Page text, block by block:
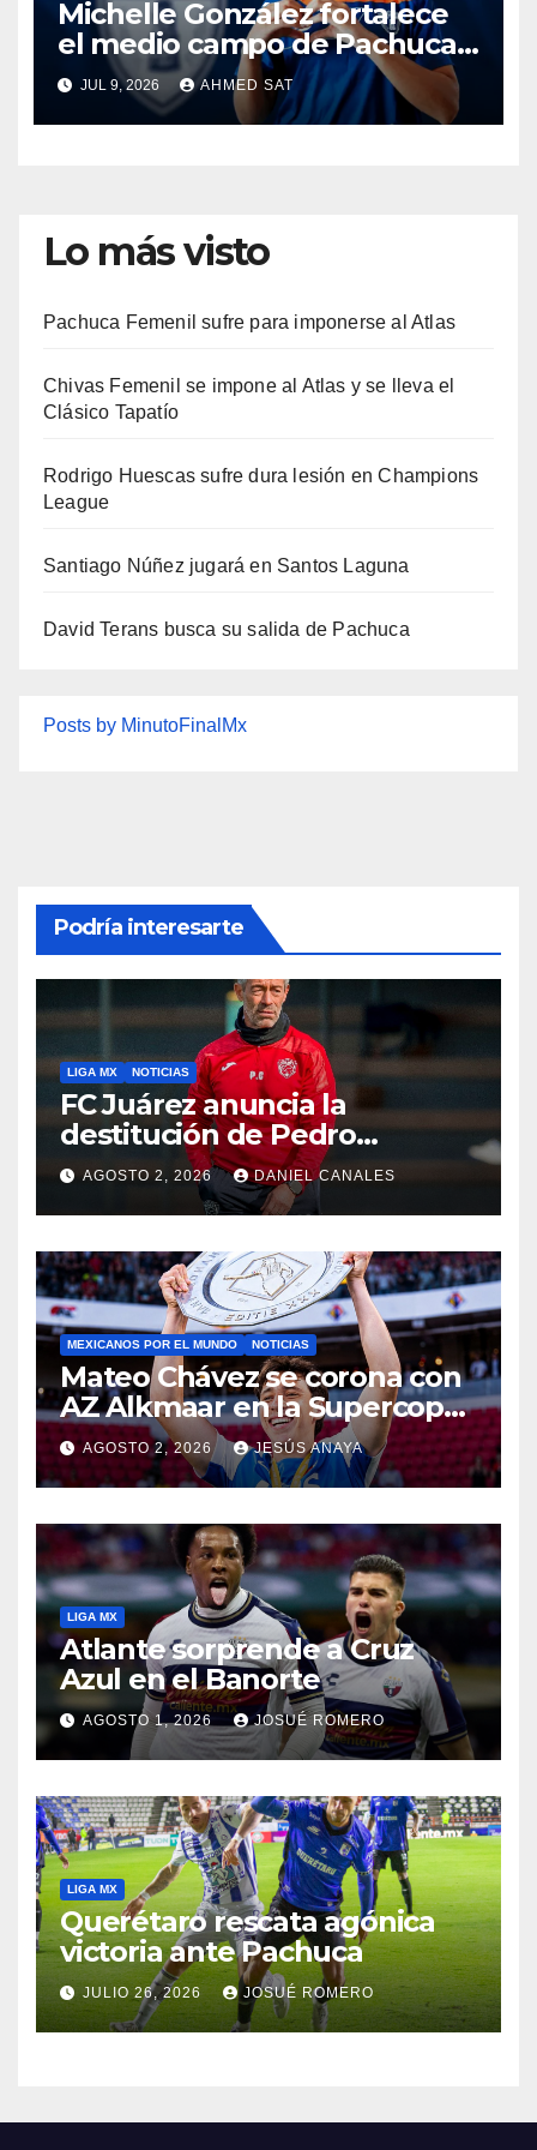
Michelle González fortalece
el medio campo de Pachuca
Femenil
JUL 9, 2026 AHMED SAT
Lo más visto
Pachuca Femenil sufre para imponerse al Atlas
Chivas Femenil se impone al Atlas y se lleva el
Clásico Tapatío
Rodrigo Huescas sufre dura lesión en Champions
League
Santiago Núñez jugará en Santos Laguna
David Terans busca su salida de Pachuca
Posts by MinutoFinalMx
Podría interesarte
LIGA MX NOTICIAS
FC Juárez anuncia la
destitución de Pedro
Caixinha
AGOSTO 2, 2026 DANIEL CANALES
MEXICANOS POR EL MUNDO NOTICIAS
Mateo Chávez se corona con
AZ Alkmaar en la Supercopa
de Países Bajos
AGOSTO 2, 2026 JESÚS ANAYA
LIGA MX
Atlante sorprende a Cruz
Azul en el Banorte
AGOSTO 1, 2026 JOSUÉ ROMERO
LIGA MX
Querétaro rescata agónica
victoria ante Pachuca
JULIO 26, 2026 JOSUÉ ROMERO